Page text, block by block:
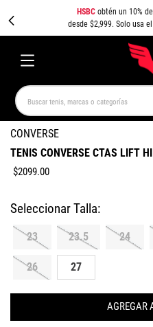
HSBCobtén un 10%
desde $2,999. Solo usa
Buscar tenis, marcas o categorías
CONVERSE
TENIS CONVERSE CTAS LIFT HI
$2099.00
23 23.5 24
26 27
AGREGAR
TÉRMINOS MÁS BUSCADOS
NEW BALANCE SAMBA
SPEEDCAT